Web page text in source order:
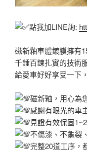
點我加LINE詢:
磁新釉車體鍍膜擁有
千錘百鍊扎實的技術
給愛車好好享受一下
磁新釉，用心為
感謝有眼光的車
見證有效保固
不傷漆、不龜裂
完整20道工序，